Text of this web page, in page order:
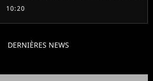
10:20
DERNIÈRES NEWS